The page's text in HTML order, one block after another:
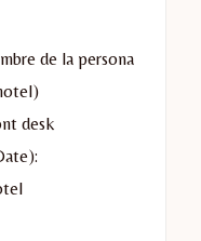
de la persona
desk